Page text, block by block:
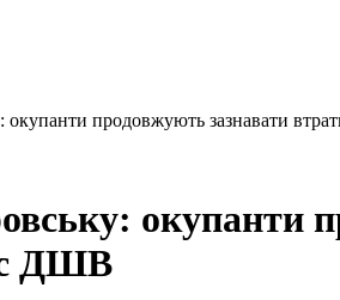
окупанти продовжують зазнавати
окупанти
ДШВ